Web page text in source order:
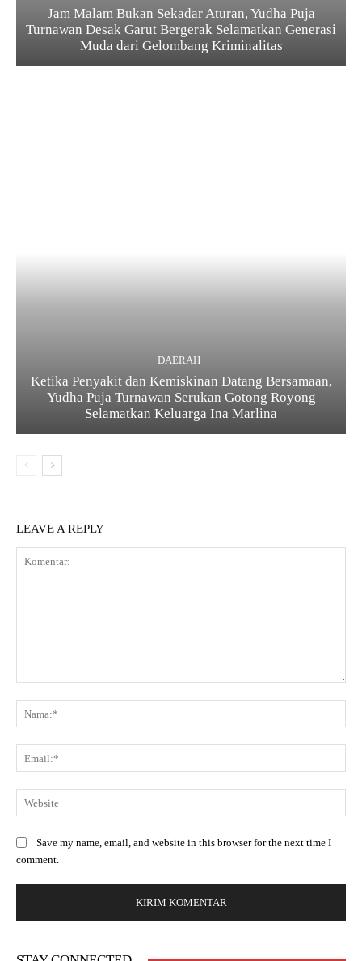
Jam Malam Bukan Sekadar Aturan, Yudha Puja
Turnawan Desak Garut Bergerak Selamatkan Generasi
Muda dari Gelombang Kriminalitas
DAERAH
Ketika Penyakit dan Kemiskinan Datang Bersamaan,
Yudha Puja Turnawan Serukan Gotong Royong
Selamatkan Keluarga Ina Marlina
LEAVE A REPLY
Save my name, email, and website in this browser for the next time I
comment.